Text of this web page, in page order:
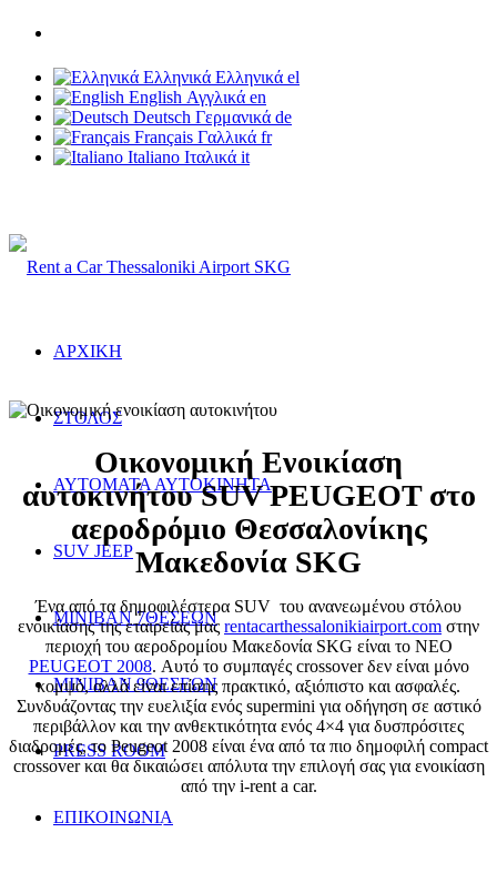
Ελληνικά Ελληνικά el
English Αγγλικά en
Deutsch Γερμανικά de
Français Γαλλικά fr
Italiano Ιταλικά it
ΑΡΧΙΚΗ
ΣΤΟΛΟΣ
ΑΥΤΟΜΑΤΑ ΑΥΤΟΚΙΝΗΤΑ
SUV JEEP
ΜΙΝΙΒΑΝ 7ΘΕΣΕΩΝ
ΜΙΝΙΒΑΝ 9ΘΕΣΕΩΝ
PRESS ROOM
ΕΠΙΚΟΙΝΩΝΙΑ
Οικονομική Ενοικίαση
αυτοκινήτου SUV PEUGEOT στο
αεροδρόμιο Θεσσαλονίκης
Μακεδονία SKG
Ένα από τα δημοφιλέστερα SUV του ανανεωμένου στόλου
ενοικίασης της εταιρείας μας rentacarthessalonikiairport.com στην
περιοχή του αεροδρομίου Μακεδονία SKG είναι το NEO
PEUGEOT 2008. Αυτό το συμπαγές crossover δεν είναι μόνο
κομψό, αλλά είναι επίσης πρακτικό, αξιόπιστο και ασφαλές.
Συνδυάζοντας την ευελιξία ενός supermini για οδήγηση σε αστικό
περιβάλλον και την ανθεκτικότητα ενός 4×4 για δυσπρόσιτες
διαδρομές, το Peugeot 2008 είναι ένα από τα πιο δημοφιλή compact
crossover και θα δικαιώσει απόλυτα την επιλογή σας για ενοικίαση
από την i-rent a car.
Χαρακτηριστικά και Πλεονεκτήματα για την ενοικίαση